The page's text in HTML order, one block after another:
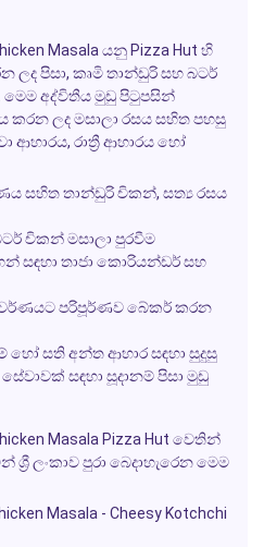
Masalaයනු Pizza Hut හි
පිසා, කෘමි තාන්ඩුරි සහ බටර්
අද්විතීය මුඩු පිටුපසින්
කරන ලද මසාලා රසය සහිත පහසු
ආහාරය, රාත්‍රී ආහාරය හෝ
සහිත තාන්ඩුරි චිකන්, සත්‍ය රසය
චිකන් මසාලා පුරවීම
සඳහා තාජා කොරියන්ඩර් සහ
පරිපූර්ණව බේකර් කරන
හෝ සති අන්ත ආහාර සඳහා සුදුසු
සඳහා සූදානම් පිසා මුඩු
Masala Pizza Hut වෙතින්
ලංකාව පුරා බෙදාහැරෙන මෙම
Masala - Cheesy Kotchchi